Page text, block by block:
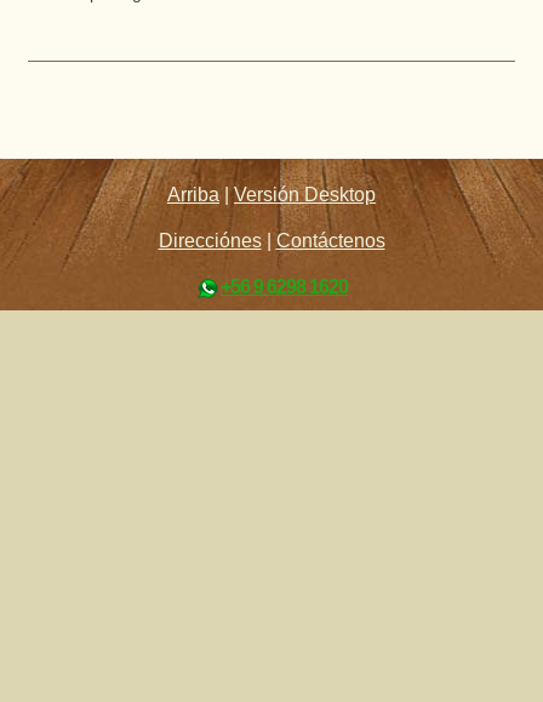
Arriba |Versión Desktop
Direcciónes| Contáctenos
+56 9 6298 1620